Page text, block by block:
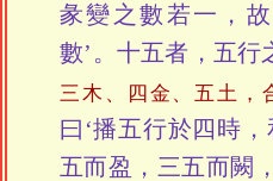
彖變之數若一，
數’。十五者，五行
三木、四金、五土，
曰‘播五行於四時
五而盈，三五而闕